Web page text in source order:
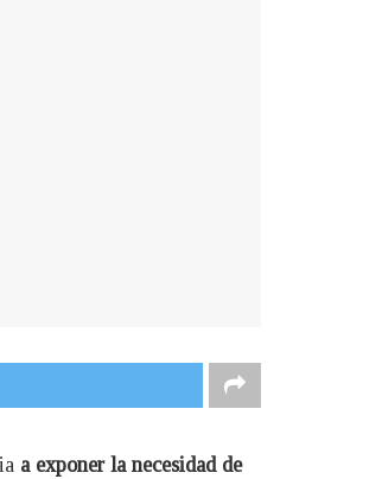
a exponer la necesidad de